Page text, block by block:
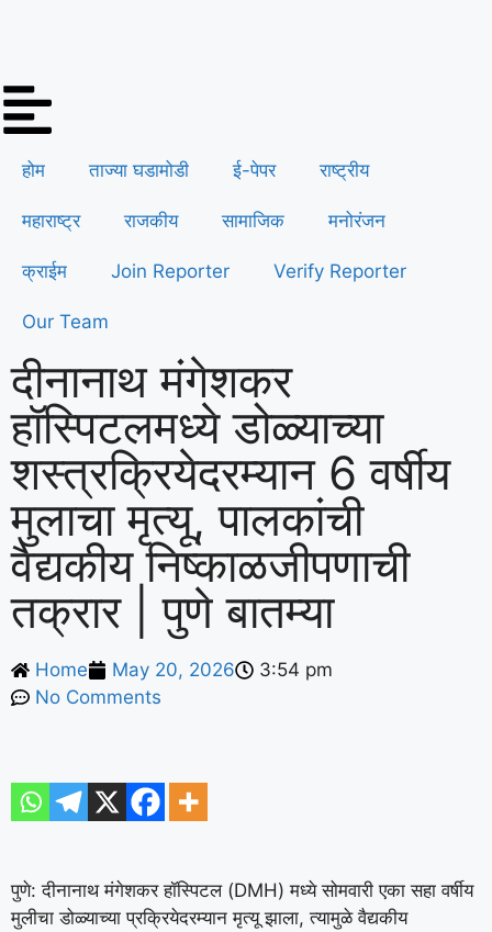
होम ताज्या घडामोडी ई-पेपर राष्ट्रीय
महाराष्ट्र राजकीय सामाजिक मनोरंजन
क्राईम Join Reporter Verify Reporter
Our Team
दीनानाथ मंगेशकर
हॉस्पिटलमध्ये डोळ्याच्या
शस्त्रक्रियेदरम्यान 6 वर्षीय
मुलाचा मृत्यू, पालकांची
वैद्यकीय निष्काळजीपणाची
तक्रार | पुणे बातम्या
Home May 20, 2026
3:54 pm
No Comments
पुणे: दीनानाथ मंगेशकर हॉस्पिटल (DMH) मध्ये सोमवारी एका सहा वर्षीय
मुलीचा डोळ्याच्या प्रक्रियेदरम्यान मृत्यू झाला, त्यामुळे वैद्यकीय